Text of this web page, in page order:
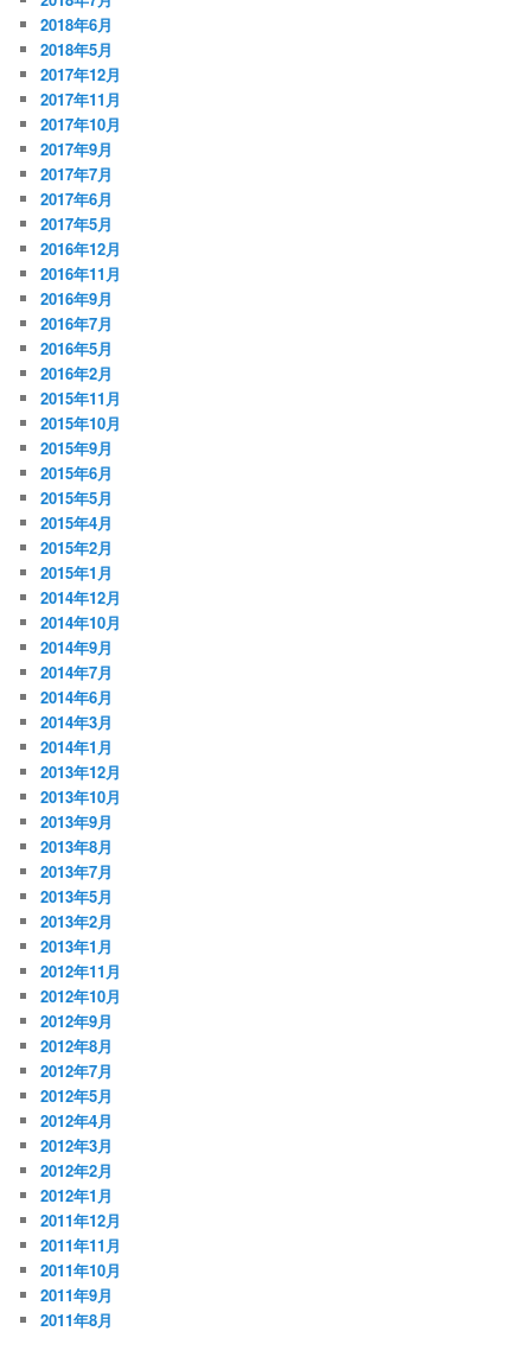
2018年6月
2018年5月
2017年12月
2017年11月
2017年10月
2017年9月
2017年7月
2017年6月
2017年5月
2016年12月
2016年11月
2016年9月
2016年7月
2016年5月
2016年2月
2015年11月
2015年10月
2015年9月
2015年6月
2015年5月
2015年4月
2015年2月
2015年1月
2014年12月
2014年10月
2014年9月
2014年7月
2014年6月
2014年3月
2014年1月
2013年12月
2013年10月
2013年9月
2013年8月
2013年7月
2013年5月
2013年2月
2013年1月
2012年11月
2012年10月
2012年9月
2012年8月
2012年7月
2012年5月
2012年4月
2012年3月
2012年2月
2012年1月
2011年12月
2011年11月
2011年10月
2011年9月
2011年8月